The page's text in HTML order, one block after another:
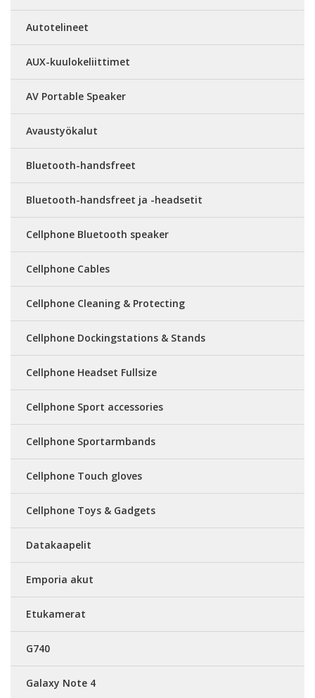
Autotelineet
AUX-kuulokeliittimet
AV Portable Speaker
Avaustyökalut
Bluetooth-handsfreet
Bluetooth-handsfreet ja -headsetit
Cellphone Bluetooth speaker
Cellphone Cables
Cellphone Cleaning & Protecting
Cellphone Dockingstations & Stands
Cellphone Headset Fullsize
Cellphone Sport accessories
Cellphone Sportarmbands
Cellphone Touch gloves
Cellphone Toys & Gadgets
Datakaapelit
Emporia akut
Etukamerat
G740
Galaxy Note 4